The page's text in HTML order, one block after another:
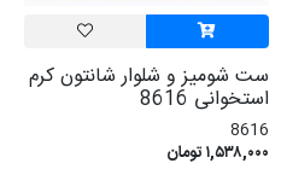
ست شومیز و شلوار شانتون کرم
استخوانی 8616
8616
۱,۵۳۸,۰۰۰ تومان